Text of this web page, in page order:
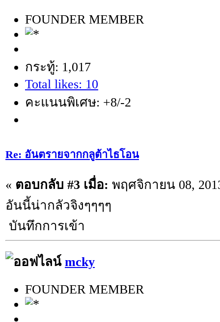
FOUNDER MEMBER
กระทู้: 1,017
Total likes: 10
คะแนนพิเศษ: +8/-2
Re: อันตรายจากกลูต้าไธโอน
« ตอบกลับ #3 เมื่อ: พฤศจิกายน 08,
อันนี้น่ากลัวจิงๆๆๆๆ
บันทึกการเข้า
mcky
FOUNDER MEMBER